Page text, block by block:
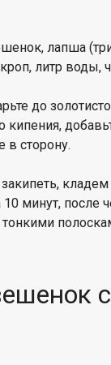
лапша
литр воды,
до
в сторону.
минут, после